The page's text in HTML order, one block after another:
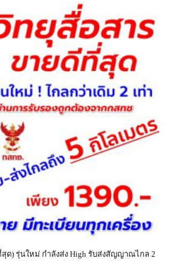
ด) รุ่นใหม่ กำลังส่ง High รับส่งสัญญาณไกล 2